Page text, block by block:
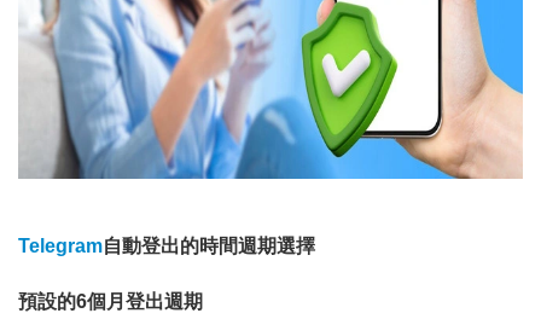
Telegram自動登出的時間週期選擇
預設的6個月登出週期